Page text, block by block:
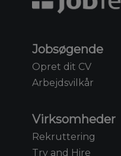
Jobsøgende
Opret dit CV
Arbejdsvilkår
Virksomheder
Rekruttering
Try and Hire